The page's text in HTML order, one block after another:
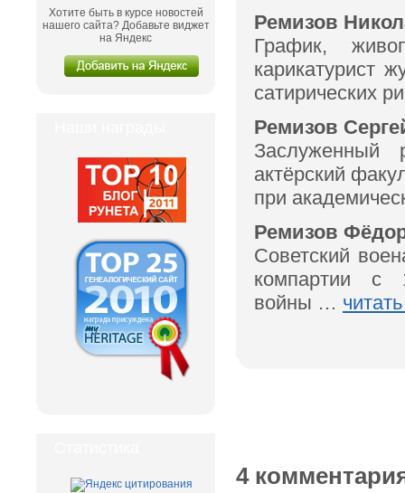
Ремизов
График,
карикатурист
сатирических
Ремизов
Заслуженный
актёрский
при
Ремизов
Советский
компартии с
войны …
4
Хотите быть в курсе новостей
нашего сайта? Добавьте виджет
на Яндекс